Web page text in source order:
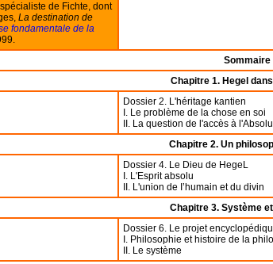
de Fichte, dont
La destination de
fondamentale de la
Sommaire
Chapitre 1. Hegel
Dossier 2. L'héritage kantien
I. Le problème de la chose en soi
II. La question de l'accès à l'Absolu
Chapitre 2. Un
Dossier 4. Le Dieu de HegeL
I. L'Esprit absolu
II. L'union de I’humain et du divin
Chapitre 3. Système
Dossier 6. Le projet
I. Philosophie et histoire de la
II. Le système